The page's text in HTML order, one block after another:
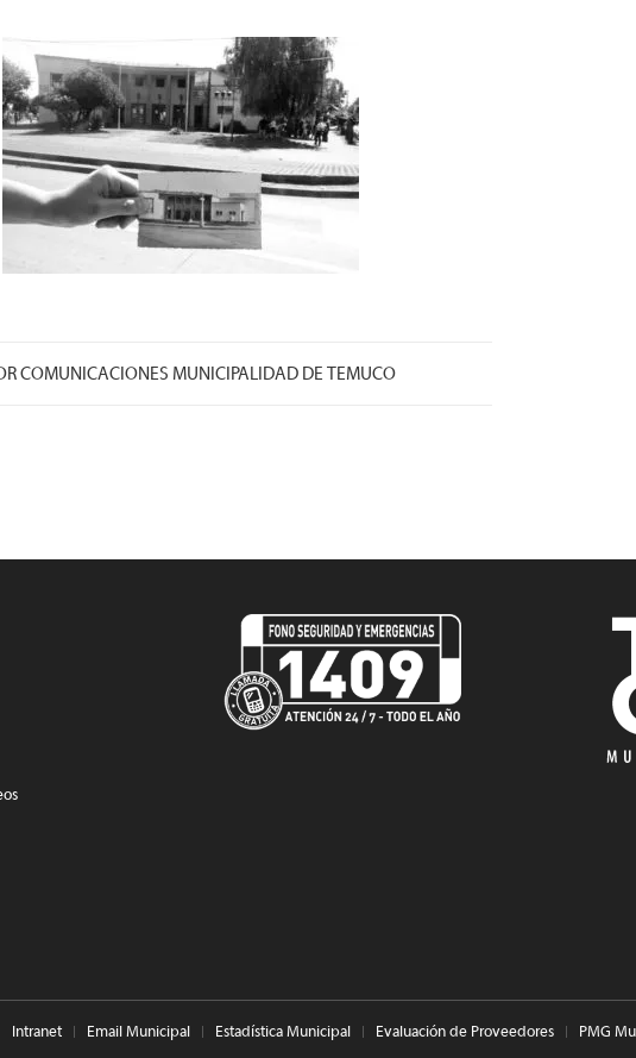
COMUNICACIONES MUNICIPALIDAD DE TEMUCO
Intranet Email Municipal Estadística Municipal Evaluación de Proveedores PMG